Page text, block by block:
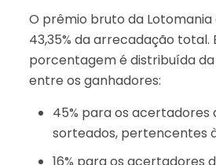
O prêmio bruto da
43,35% da arrecadação total.
porcentagem é distribuída
entre os ganhadores:
45% para os acertadores
sorteados, pertencentes à
16% para os acertadores